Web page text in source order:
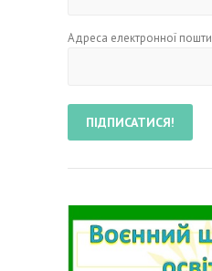
Адреса електронної пошти